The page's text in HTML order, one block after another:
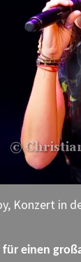
Konzert in
einen